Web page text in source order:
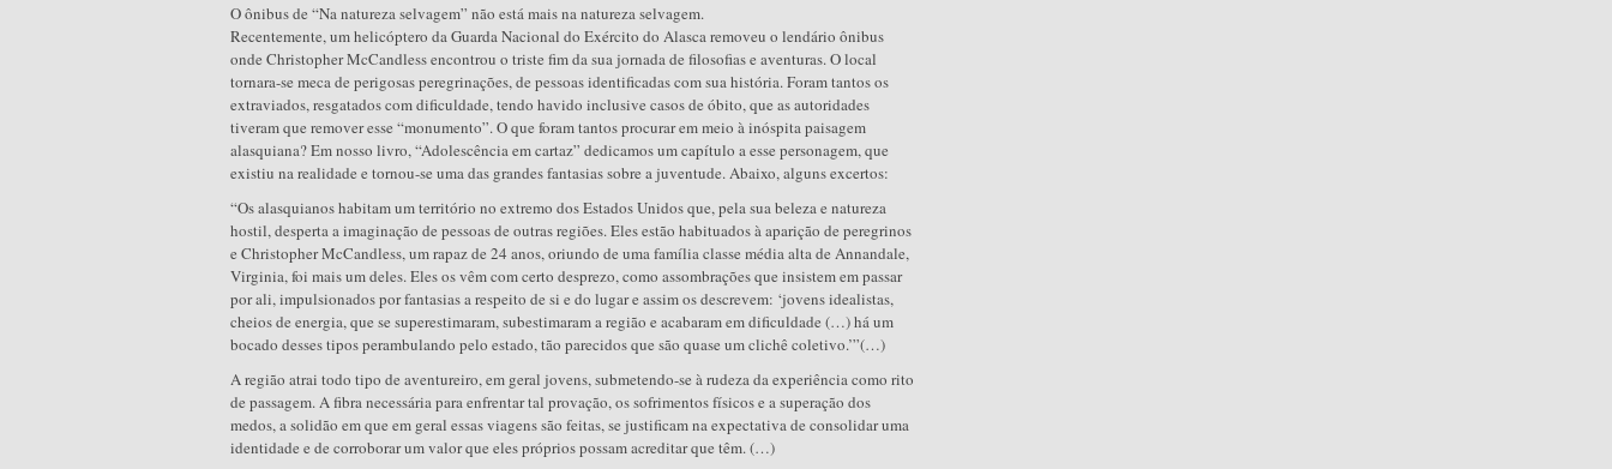
O ônibus de “Na natureza selvagem” não está mais na natureza selvagem.
Recentemente, um helicóptero da Guarda Nacional do Exército do Alasca removeu o lendário ônibus
onde Christopher McCandless encontrou o triste fim da sua jornada de filosofias e aventuras. O local
tornara-se meca de perigosas peregrinações, de pessoas identificadas com sua história. Foram tantos os
extraviados, resgatados com dificuldade, tendo havido inclusive casos de óbito, que as autoridades
tiveram que remover esse “monumento”. O que foram tantos procurar em meio à inóspita paisagem
alasquiana? Em nosso livro, “Adolescência em cartaz” dedicamos um capítulo a esse personagem, que
existiu na realidade e tornou-se uma das grandes fantasias sobre a juventude. Abaixo, alguns excertos:
“Os alasquianos habitam um território no extremo dos Estados Unidos que, pela sua beleza e natureza
hostil, desperta a imaginação de pessoas de outras regiões. Eles estão habituados à aparição de peregrinos
e Christopher McCandless, um rapaz de 24 anos, oriundo de uma família classe média alta de Annandale,
Virginia, foi mais um deles. Eles os vêm com certo desprezo, como assombrações que insistem em passar
por ali, impulsionados por fantasias a respeito de si e do lugar e assim os descrevem: ‘jovens idealistas,
cheios de energia, que se superestimaram, subestimaram a região e acabaram em dificuldade (…) há um
bocado desses tipos perambulando pelo estado, tão parecidos que são quase um clichê coletivo.’”(…)
A região atrai todo tipo de aventureiro, em geral jovens, submetendo-se à rudeza da experiência como rito
de passagem. A fibra necessária para enfrentar tal provação, os sofrimentos físicos e a superação dos
medos, a solidão em que em geral essas viagens são feitas, se justificam na expectativa de consolidar uma
identidade e de corroborar um valor que eles próprios possam acreditar que têm. (…)